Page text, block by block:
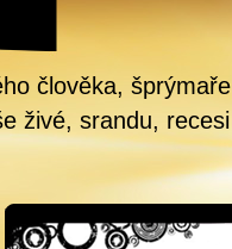
člověka, šprýmaře
živé, srandu, recesi